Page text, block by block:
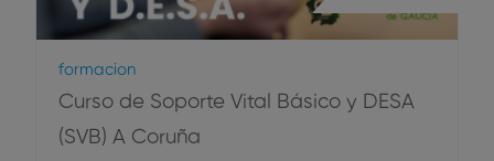
Formacion
Curso de Soporte Vital Básico y DESA
(SVB) A Coruña